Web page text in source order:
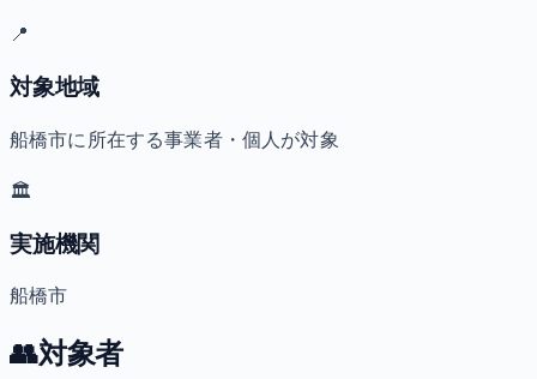
📍
対象地域
船橋市に所在する事業者・個人が対象
🏛️
実施機関
船橋市
👥対象者